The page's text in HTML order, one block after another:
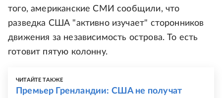
того, американские СМИ сообщили, что
разведка США "активно изучает" сторонников
движения за независимость острова. То есть
готовит пятую колонну.
ЧИТАЙТЕ ТАКЖЕ
Премьер Гренландии: США не получат